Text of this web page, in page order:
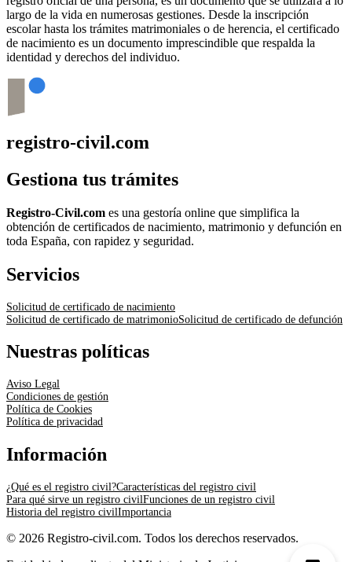
largo de la vida en numerosas gestiones. Desde la inscripción
escolar hasta los trámites matrimoniales o de herencia, el certificado
de nacimiento es un documento imprescindible que respalda la
identidad y derechos del individuo.
registro-civil.com
Gestiona tus trámites
Registro-Civil.com es una gestoría online que simplifica la
obtención de certificados de nacimiento, matrimonio y defunción en
toda España, con rapidez y seguridad.
Servicios
Solicitud de certificado de nacimiento
Solicitud de certificado de matrimonioSolicitud de certificado de defunción
Nuestras políticas
Aviso Legal
Condiciones de gestión
Política de Cookies
Política de privacidad
Información
¿Qué es el registro civil?Características del registro civil
Para qué sirve un registro civilFunciones de un registro civil
Historia del registro civilImportancia
© 2026 Registro-civil.com. Todos los derechos reservados.